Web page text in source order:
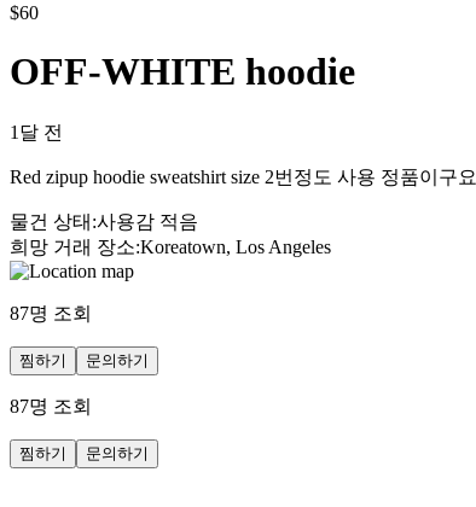
$60
OFF-WHITE hoodie
1달 전
Red zipup hoodie sweatshirt size 2번정도 사용 정품이구요
물건 상태 :사용감 적음
희망 거래 장소:Koreatown, Los Angeles
87명 조회
찜하기 문의하기
87명 조회
찜하기 문의하기